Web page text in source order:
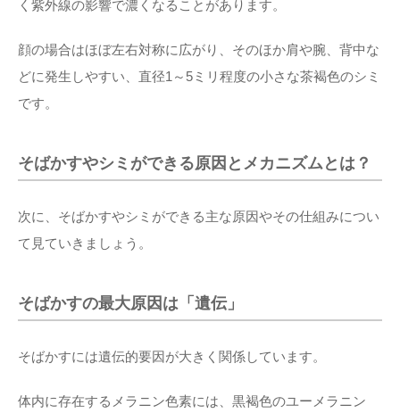
く紫外線の影響で濃くなることがあります。
顔の場合はほぼ左右対称に広がり、そのほか肩や腕、背中な
どに発生しやすい、直径1～5ミリ程度の小さな茶褐色のシミ
です。
そばかすやシミができる原因とメカニズムとは？
次に、そばかすやシミができる主な原因やその仕組みについ
て見ていきましょう。
そばかすの最大原因は「遺伝」
そばかすには遺伝的要因が大きく関係しています。
体内に存在するメラニン色素には、黒褐色のユーメラニン